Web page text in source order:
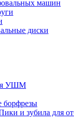
машин
диски
УШМ
борфрезы
и зубила для